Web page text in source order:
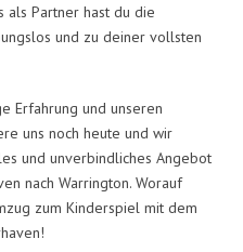
als Partner hast du die
und zu deiner vollsten
Erfahrung und unseren
uns noch heute und wir
und unverbindliches Angebot
nach Warrington. Worauf
zum Kinderspiel mit dem